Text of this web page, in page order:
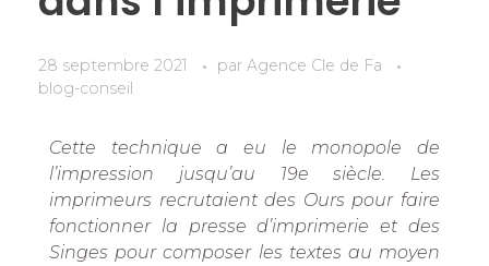
28 septembre 2021 par Agence Cle de Fa
blog-conseil
Cette technique a eu le monopole de
l’impression jusqu’au 19e siècle. Les
imprimeurs recrutaient des Ours pour faire
fonctionner la presse d’imprimerie et des
Singes pour composer les textes au moyen